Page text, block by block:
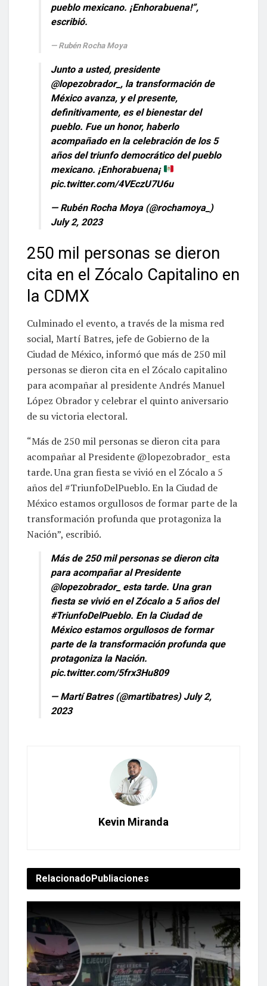
pueblo mexicano. ¡Enhorabuena!”,
escribió.
Rubén Rocha Moya
Junto a usted, presidente
@lopezobrador_ , la transformación de
México avanza, y el presente,
definitivamente, es el bienestar del
pueblo. Fue un honor, haberlo
acompañado en la celebración de los 5
años del triunfo democrático del pueblo
mexicano. ¡Enhorabuena¡
pic.twitter.com/4VEczU7U6u
— Rubén Rocha Moya (@rochamoya_)
July 2, 2023
250 mil personas se dieron
cita en el Zócalo Capitalino en
la CDMX
Culminado el evento, a través de la misma red
social, Martí Batres, jefe de Gobierno de la
Ciudad de México, informó que más de 250 mil
personas se dieron cita en el Zócalo capitalino
para acompañar al presidente Andrés Manuel
López Obrador y celebrar el quinto aniversario
de su victoria electoral.
“Más de 250 mil personas se dieron cita para
acompañar al Presidente @lopezobrador_ esta
tarde. Una gran fiesta se vivió en el Zócalo a 5
años del #TriunfoDelPueblo. En la Ciudad de
México estamos orgullosos de formar parte de la
transformación profunda que protagoniza la
Nación”, escribió.
Más de 250 mil personas se dieron cita
para acompañar al Presidente
@lopezobrador_ esta tarde. Una gran
fiesta se vivió en el Zócalo a 5 años del
#TriunfoDelPueblo. En la Ciudad de
México estamos orgullosos de formar
parte de la transformación profunda que
protagoniza la Nación.
pic.twitter.com/5frx3Hu809
— Martí Batres (@martibatres) July 2,
2023
Kevin Miranda
RelacionadoPubliaciones